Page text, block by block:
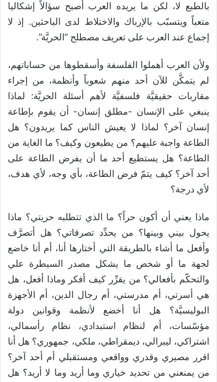
بالطبع لا، لكن ما يريده العرب أصبح سؤالاً إشكاليا
متعباً ويتسبّب بالإرباك والاختلاط لدى الباحثين. إذ لا
إجماع عند العرب على تعريف مصطلح “الحريَّة”.
ولأن العرب أهملوا الفلسفة وأسقطوها من حساباتهم،
لم يتمكَّن للآن أحد منهم شعوباً وأنظمة، من إجراء
مقاربات حقيقيَّة فلسفيَّة لأهم أسئلة الحريَّة: لماذا
ينبغي على الإنسان -مطلق إنسان- أن يقوم بإطاعة
إنسان آخر؟ لماذا لا يعيش الناس كما يريدون؟ هل
الطاعة واجبة عليهم؟ من يطيعون وكيف؟ ما الغاية من
الطاعة؟ هل يستطيع أحد ما أن يفرض الطاعة على
أحد آخر؟ كيف يتمّ فرض الطاعة، بأي وجه، لأي هدف،
لأي درجة؟
ماذا يعني أن أكون حراً؟ ما الذي تتطلبه حريتي؟ ماذا
يحول بيني وبينها؟ من يحدِّد تصرفاتي؟ هل أتصرَّف
وأفعل ما أشاء بالطريقة التي أختارها أنا، أم أنا خاضع
لجهة ما أو شخص ما يشكل مصدر السيطرة علي
والتحكّم بأفعالي؟ من يقرِّر كيف أفكر وماذا أفعل، هل
هي أسرتي، أم مدرستي، أم رجال الدين، أم الأجهزة
البوليسيَّة؟ هل أنا أخضع لأنظمة وقوانين دولة
مؤسّسات، أم لنظام استبدادي، نظام رأسمالي،
اشتراكي، ليبرالي، ديمقراطي، ملكي، جمهوري؟ هل أنا
اقرر مصيري وقدري وواقعي ومستقبلي أم أحد آخر؟
من يمنعني من تحديد خياري وما أريد وما لا أريد؟ هل